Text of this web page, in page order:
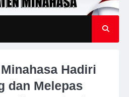
Hadiri
dan Melepas